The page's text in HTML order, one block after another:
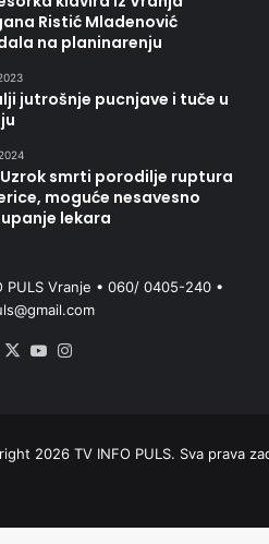
Ristić Mladenović
na planinarenju
jutrošnje pucnjave i tuče u
Uzrok smrti porodilje ruptura
moguće nesavesno
lekara
PULS Vranje • 060/ 0405-240 •
Facebook
X YouTube
2026 TV INFO PULS. Sva prava